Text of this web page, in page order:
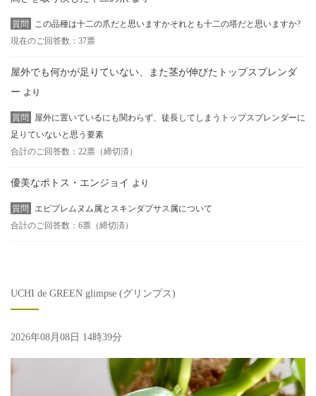
質問
この品種は十二の爪だと思いますかそれとも十二の塔だと思いますか?
現在のご回答数：37票
屋外でも何かが足りていない、また茎が伸びたトップスプレンダ
ー より
質問
屋外に置いているにも関わらず、徒長してしまうトップスプレンダーに
足りていないと思う要素
合計のご回答数：22票（締切済）
優美なポトス・エンジョイ より
質問
エピプレムヌム属とスキンダプサス属について
合計のご回答数：6票（締切済）
UCHI de GREEN glimpse (グリンプス)
2026年08月08日 14時39分